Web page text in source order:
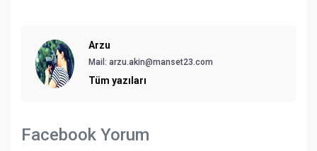
Arzu
Mail: arzu.akin@manset23.com
Tüm yazıları
Facebook Yorum